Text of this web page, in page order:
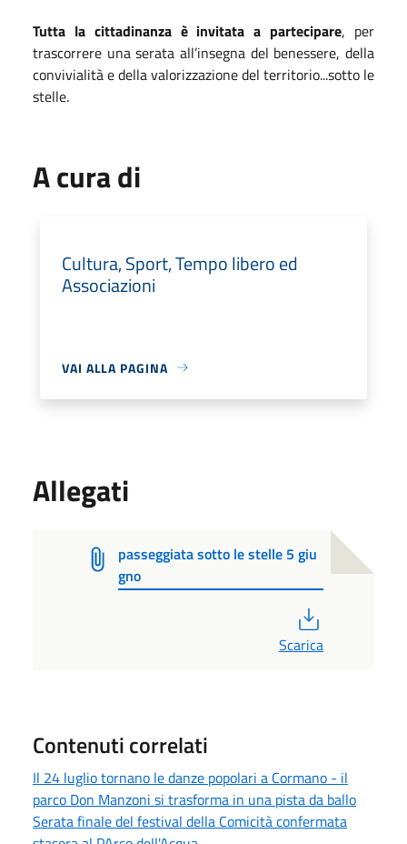
Tutta la cittadinanza è invitata a partecipare, per
trascorrere una serata all’insegna del benessere, della
convivialità e della valorizzazione del territorio...sotto le
stelle.
A cura di
Cultura, Sport, Tempo libero ed
Associazioni
VAI ALLA PAGINA
Allegati
passeggiata sotto le stelle 5 giu
gno
Scarica
Contenuti correlati
Il 24 luglio tornano le danze popolari a Cormano - il
parco Don Manzoni si trasforma in una pista da ballo
Serata finale del festival della Comicità confermata